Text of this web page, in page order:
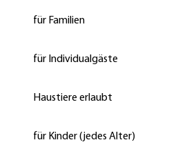
für Familien
für Individualgäste
Haustiere erlaubt
für Kinder (jedes Alter)